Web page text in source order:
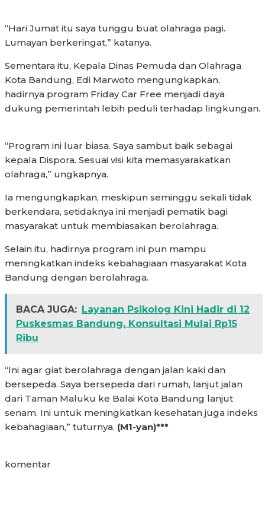
“Hari Jumat itu saya tunggu buat olahraga pagi.
Lumayan berkeringat,” katanya.
Sementara itu, Kepala Dinas Pemuda dan Olahraga
Kota Bandung, Edi Marwoto mengungkapkan,
hadirnya program Friday Car Free menjadi daya
dukung pemerintah lebih peduli terhadap lingkungan.
“Program ini luar biasa. Saya sambut baik sebagai
kepala Dispora. Sesuai visi kita memasyarakatkan
olahraga,” ungkapnya.
Ia mengungkapkan, meskipun seminggu sekali tidak
berkendara, setidaknya ini menjadi pematik bagi
masyarakat untuk membiasakan berolahraga.
Selain itu, hadirnya program ini pun mampu
meningkatkan indeks kebahagiaan masyarakat Kota
Bandung dengan berolahraga.
BACA JUGA: Layanan Psikolog Kini Hadir di 12
Puskesmas Bandung, Konsultasi Mulai Rp15
Ribu
“Ini agar giat berolahraga dengan jalan kaki dan
bersepeda. Saya bersepeda dari rumah, lanjut jalan
dari Taman Maluku ke Balai Kota Bandung lanjut
senam. Ini untuk meningkatkan kesehatan juga indeks
kebahagiaan,” tuturnya. (M1-yan)***
komentar